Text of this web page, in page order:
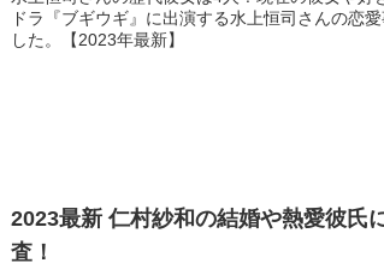
ドラ『ブギウギ』に出演する水上恒司さんの恋
した。【2023年最新】
2023最新 仁村紗和の結婚や熱愛彼氏
査！